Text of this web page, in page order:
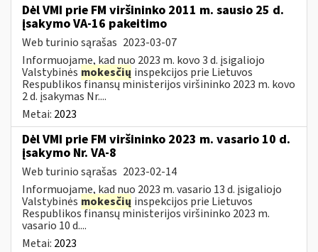
Dėl VMI prie FM viršininko 2011 m. sausio 25 d.
įsakymo VA-16 pakeitimo
Web turinio sąrašas 2023-03-07
Informuojame, kad nuo 2023 m. kovo 3 d. įsigaliojo
Valstybinės mokesčių inspekcijos prie Lietuvos
Respublikos finansų ministerijos viršininko 2023 m. kovo
2 d. įsakymas Nr....
Metai: 2023
Dėl VMI prie FM viršininko 2023 m. vasario 10 d.
įsakymo Nr. VA-8
Web turinio sąrašas 2023-02-14
Informuojame, kad nuo 2023 m. vasario 13 d. įsigaliojo
Valstybinės mokesčių inspekcijos prie Lietuvos
Respublikos finansų ministerijos viršininko 2023 m.
vasario 10 d....
Metai: 2023